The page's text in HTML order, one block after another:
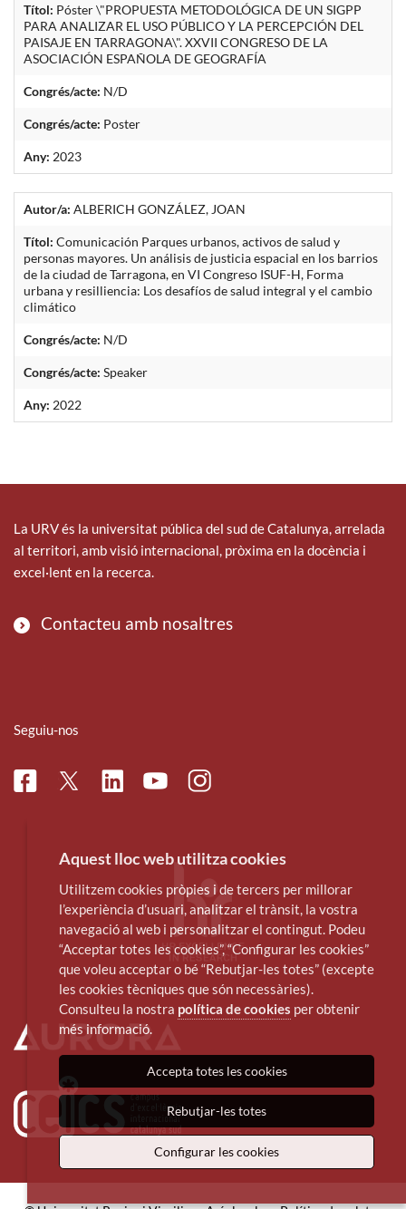
Títol: Póster \"PROPUESTA METODOLÓGICA DE UN SIGPP
PARA ANALIZAR EL USO PÚBLICO Y LA PERCEPCIÓN DEL
PAISAJE EN TARRAGONA\". XXVII CONGRESO DE LA
ASOCIACIÓN ESPAÑOLA DE GEOGRAFÍA
Congrés/acte: N/D
Congrés/acte: Poster
Any: 2023
Autor/a: ALBERICH GONZÁLEZ, JOAN
Títol: Comunicación Parques urbanos, activos de salud y
personas mayores. Un análisis de justicia espacial en los barrios
de la ciudad de Tarragona, en VI Congreso ISUF-H, Forma
urbana y resilliencia: Los desafíos de salud integral y el cambio
climático
Congrés/acte: N/D
Congrés/acte: Speaker
Any: 2022
La URV és la universitat pública del sud de Catalunya, arrelada
al territori, amb visió internacional, pròxima en la docència i
excel·lent en la recerca.
Contacteu amb nosaltres
Seguiu-nos
FacebookTwitterLinkedinYoutubeInstagram
Aquest lloc web utilitza cookies
Utilitzem cookies pròpies i de tercers per millorar
l’experiència d’usuari, analitzar el trànsit, la vostra
navegació al web i personalitzar el contingut. Podeu
“Acceptar totes les cookies”, “Configurar les cookies”
que voleu acceptar o bé “Rebutjar-les totes” (excepte
les cookies tècniques que són necessàries).
Consulteu la nostra política de cookies per obtenir
més informació.
Accepta totes les cookies
Rebutjar-les totes
Configurar les cookies